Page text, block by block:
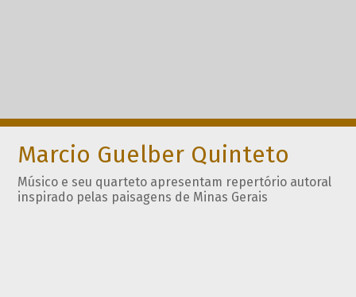
Marcio Guelber Quinteto
Músico e seu quarteto apresentam repertório autoral
inspirado pelas paisagens de Minas Gerais